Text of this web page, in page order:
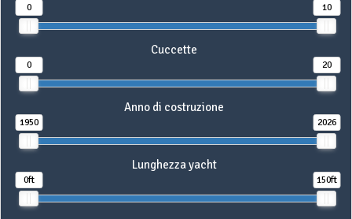
0 10
Cuccette
0 20
Anno di costruzione
1950 2026
Lunghezza yacht
0ft 150ft